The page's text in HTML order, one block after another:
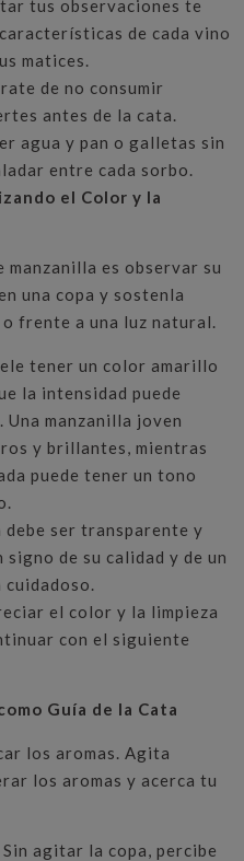
tus observaciones te
de cada vino
matices.
de no consumir
antes de la cata.
agua y pan o galletas sin
entre cada sorbo.
el Color y la
manzanilla es observar su
una copa y sostenla
frente a una luz natural.
tener un color amarillo
la intensidad puede
manzanilla joven
y brillantes, mientras
puede tener un tono
debe ser transparente y
signo de su calidad y de un
el color y la limpieza
con el siguiente
Guía de la Cata
los aromas. Agita
los aromas y acerca tu
Sin agitar la copa, percibe